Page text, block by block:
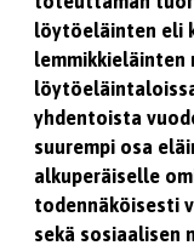
löytöeläinten eli
lemmikkieläinten
yhdentoista
suurempi osa
alkuperäiselle
todennäköisesti
sekä sosiaalisen